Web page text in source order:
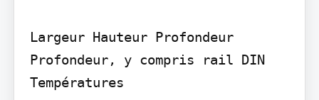
Largeur Hauteur Profondeur
Profondeur, y compris rail DIN
Températures